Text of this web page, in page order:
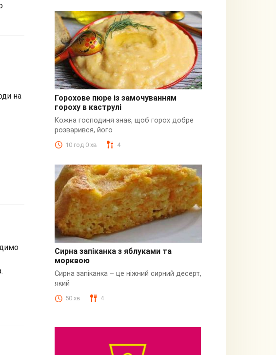
на
Пюре
Горохове пюре із замочуванням
гороху в каструлі
Кожна господиня знає, щоб горох добре
розварився, його
10 год 0 хв 4
Сирна
Сирна запіканка з яблуками та
морквою
Сирна запіканка – це ніжний сирний десерт,
який
50 хв 4